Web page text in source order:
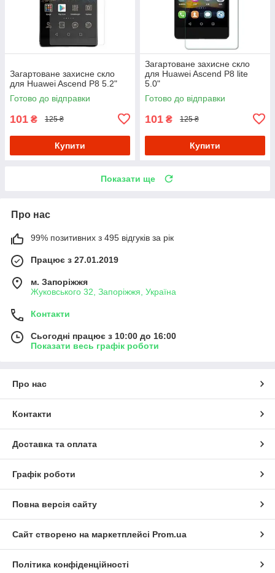
Загартоване захисне скло
для Huawei Ascend P8 5.2"
Готово до відправки
101 ₴ 125 ₴
Купити
Загартоване захисне скло
для Huawei Ascend P8 lite
5.0"
Готово до відправки
101 ₴ 125 ₴
Купити
Показати ще
Про нас
99% позитивних з 495 відгуків за рік
Працює з 27.01.2019
м. Запоріжжя
Жуковського 32, Запоріжжя, Україна
Контакти
Сьогодні працює з 10:00 до 16:00
Показати весь графік роботи
Про нас
Контакти
Доставка та оплата
Графік роботи
Повна версія сайту
Сайт створено на маркетплейсі Prom.ua
Політика конфіденційності